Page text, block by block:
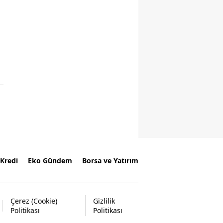
Kredi Eko Gündem Borsa ve Yatırım
Çerez (Cookie)
Politikası
Gizlilik
Politikası